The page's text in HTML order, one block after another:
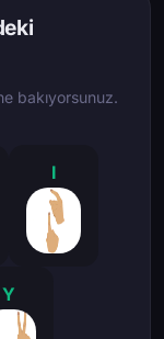
bakıyorsunuz.
I
Y